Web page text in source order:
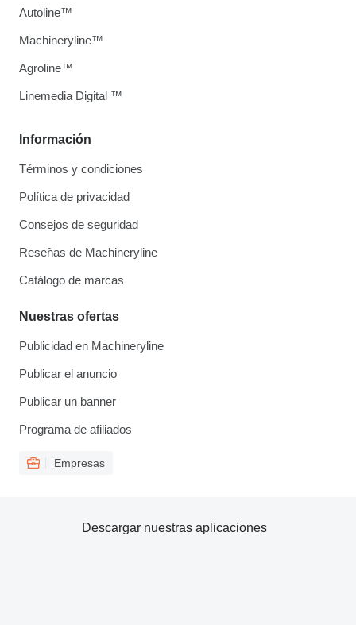
Información
Términos y condiciones
Política de privacidad
Consejos de seguridad
Reseñas de Machineryline
Catálogo de marcas
Nuestras ofertas
Publicidad en Machineryline
Publicar el anuncio
Publicar un banner
Programa de afiliados
Empresas
Autoline™
Machineryline™
Agroline™
Linemedia Digital ™
Descargar nuestras aplicaciones